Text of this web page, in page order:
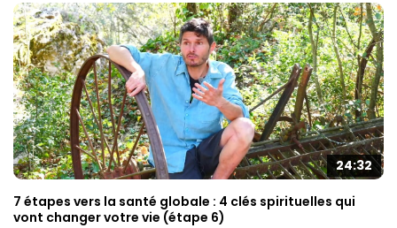
24:32
7 étapes vers la santé globale : 4 clés spirituelles qui
vont changer votre vie (étape 6)